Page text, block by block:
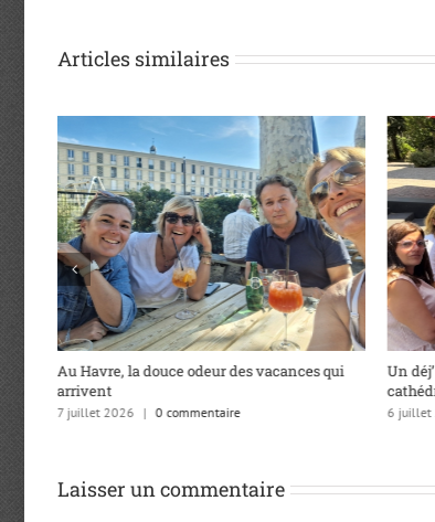
Articles similaires
Au Havre, la douce odeur des vacances qui
arrivent
7 juillet 2026 | 0 commentaire
Un
6 juillet
Laisser un commentaire